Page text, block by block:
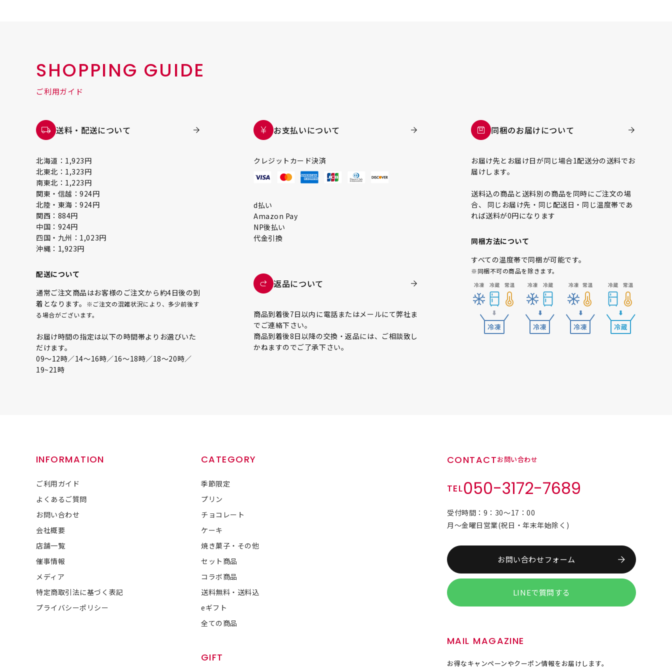
SHOPPING GUIDE
ご利用ガイド
送料・配送について
北海道：1,923円
北東北：1,323円
南東北：1,223円
関東・信越：924円
北陸・東海：924円
関西：884円
中国：924円
四国・九州：1,023円
沖縄：1,923円
配送について
通常ご注文商品はお客様のご注文から約4日後の到
着となります。
※ご注文の混雑状況により、多少前後す
る場合がございます。
お届け時間の指定は以下の時間帯よりお選びいた
だけます。
09〜12時／14〜16時／16〜18時／18〜20時／
19~21時
お支払いについて
クレジットカード決済
d払い
Amazon Pay
NP後払い
代金引換
返品について
商品到着後7日以内に電話またはメールにて弊社ま
でご連絡下さい。
商品到着後8日以降の交換・返品には、ご相談致し
かねますのでご了承下さい。
同梱のお届けについて
お届け先とお届け日が同じ場合1配送分の送料でお
届けします。
送料込の商品と送料別の商品を同時にご注文の場
合、 同じお届け先・同じ配送日・同じ温度帯であ
れば送料が0円になります
同梱方法について
すべての温度帯で同梱が可能です。
※同梱不可の商品を除きます。
INFORMATION
ご利用ガイド
よくあるご質問
お問い合わせ
会社概要
店舗一覧
催事情報
メディア
特定商取引法に基づく表記
プライバシーポリシー
CATEGORY
季節限定
プリン
チョコレート
ケーキ
焼き菓子・その他
セット商品
コラボ商品
送料無料・送料込
eギフト
全ての商品
GIFT
CONTACTお問い合わせ
TEL050-3172-7689
受付時間：9：30～17：00
月～金曜日営業(祝日・年末年始除く)
お問い合わせフォーム
LINEで質問する
MAIL MAGAZINE
お得なキャンペーンやクーポン情報をお届けします。